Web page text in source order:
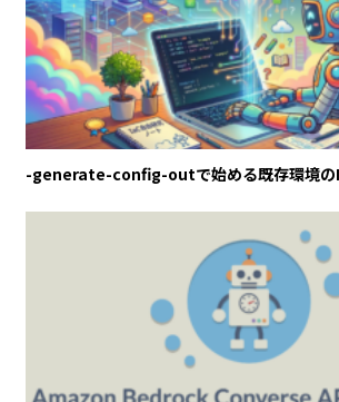
-generate-config-outで始める既存環境の